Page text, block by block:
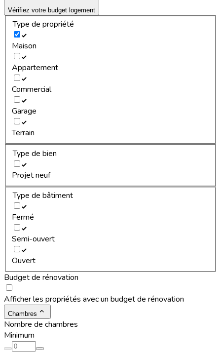
Vérifiez votre budget logement
Type de propriété
Maison
Appartement
Commercial
Garage
Terrain
Type de bien
Projet neuf
Type de bâtiment
Fermé
Semi-ouvert
Ouvert
Budget de rénovation
Afficher les propriétés avec un budget de rénovation
Chambres
Nombre de chambres
Minimum